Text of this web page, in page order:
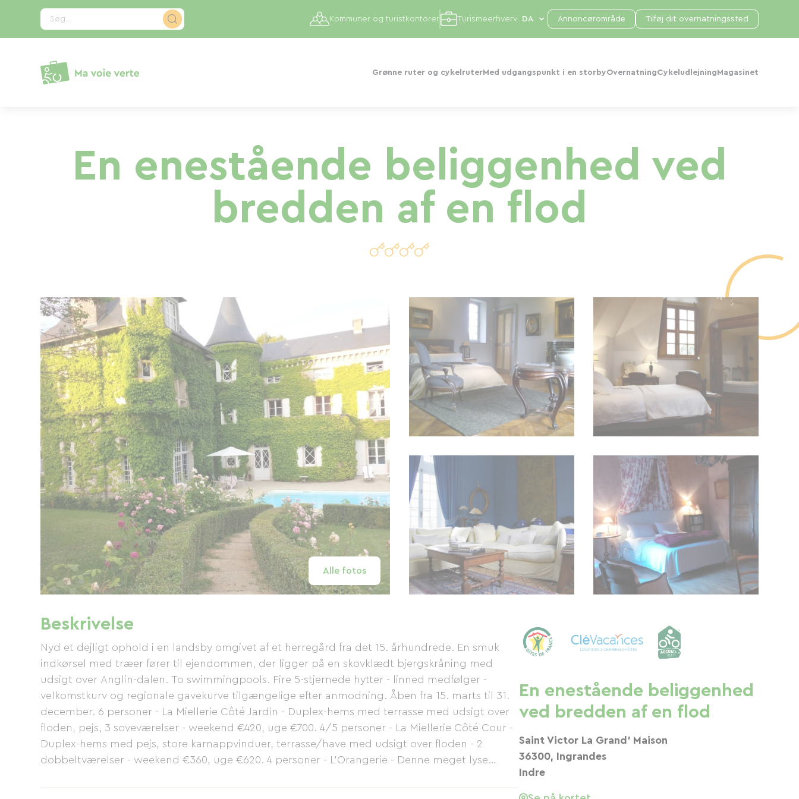
Søg...
Grønne ruter og cykelruterMed udgangspunkt i en storbyOvernatningCykeludlejning Magasinet
Kommuner og turistkontorer Turismeerhverv Annoncørområde Tilføj dit overnatningssted
En enestående beliggenhed ved
bredden af ​​en flod
Alle fotos
Beskrivelse
Nyd et dejligt ophold i en landsby omgivet af et herregård fra det 15. århundrede. En smuk
indkørsel med træer fører til ejendommen, der ligger på en skovklædt bjergskråning med
udsigt over Anglin-dalen. To swimmingpools. Fire 5-stjernede hytter - linned medfølger -
velkomstkurv og regionale gavekurve tilgængelige efter anmodning. Åben fra 15. marts til 31.
december. 6 personer - La Miellerie Côté Jardin - Duplex-hems med terrasse med udsigt over
floden, pejs, 3 soveværelser - weekend €420, uge ​​€700. 4/5 personer - La Miellerie Côté Cour -
Duplex-hems med pejs, store karnappvinduer, terrasse/have med udsigt over floden - 2
dobbeltværelser - weekend €360, uge ​​€620. 4 personer - L'Orangerie - Denne meget lyse
En enestående beliggenhed
ved bredden af ​​en flod
Saint Victor La Grand' Maison
36300, Ingrandes
Indre
CCookie-styringspanel